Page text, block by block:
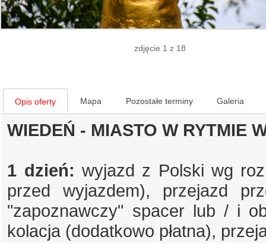
zdjęcie 1 z 18
Opis oferty Mapa Pozostałe terminy Galeria
WIEDEŃ - MIASTO W RYTMIE
1 dzień: wyjazd z Polski wg
przed wyjazdem), przejazd
"zapoznawczy" spacer lub / i
kolacja (dodatkowo płatna),